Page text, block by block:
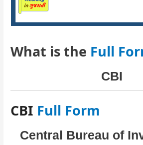
What is the Full
CBI
CBI Full Form
Central Bureau of